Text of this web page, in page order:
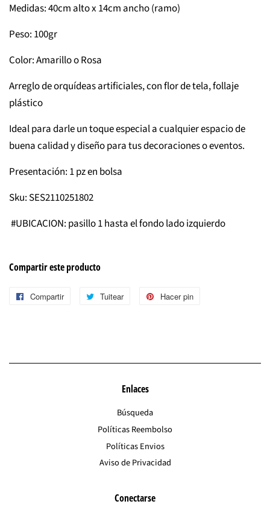
Medidas: 40cm alto x 14cm ancho (ramo)
Peso: 100gr
Color: Amarillo o Rosa
Arreglo de orquídeas artificiales, con flor de tela, follaje
plástico
Ideal para darle un toque especial a cualquier espacio de
buena calidad y diseño para tus decoraciones o eventos.
Presentación: 1 pz en bolsa
Sku: SES2110251802
#UBICACION: pasillo 1 hasta el fondo lado izquierdo
Compartir este producto
Compartir
CompartirTuitear
Tuitear
Hacer pin
Enlaces
Búsqueda
Políticas Reembolso
Políticas Envios
Aviso de Privacidad
Conectarse